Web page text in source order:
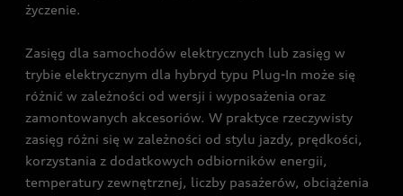
życzenie.
Zasięg dla samochodów elektrycznych lub zasięg w
trybie elektrycznym dla hybryd typu Plug-In może się
różnić w zależności od wersji i wyposażenia oraz
zamontowanych akcesoriów. W praktyce rzeczywisty
zasięg różni się w zależności od stylu jazdy, prędkości,
korzystania z dodatkowych odbiorników energii,
temperatury zewnętrznej, liczby pasażerów, obciążenia